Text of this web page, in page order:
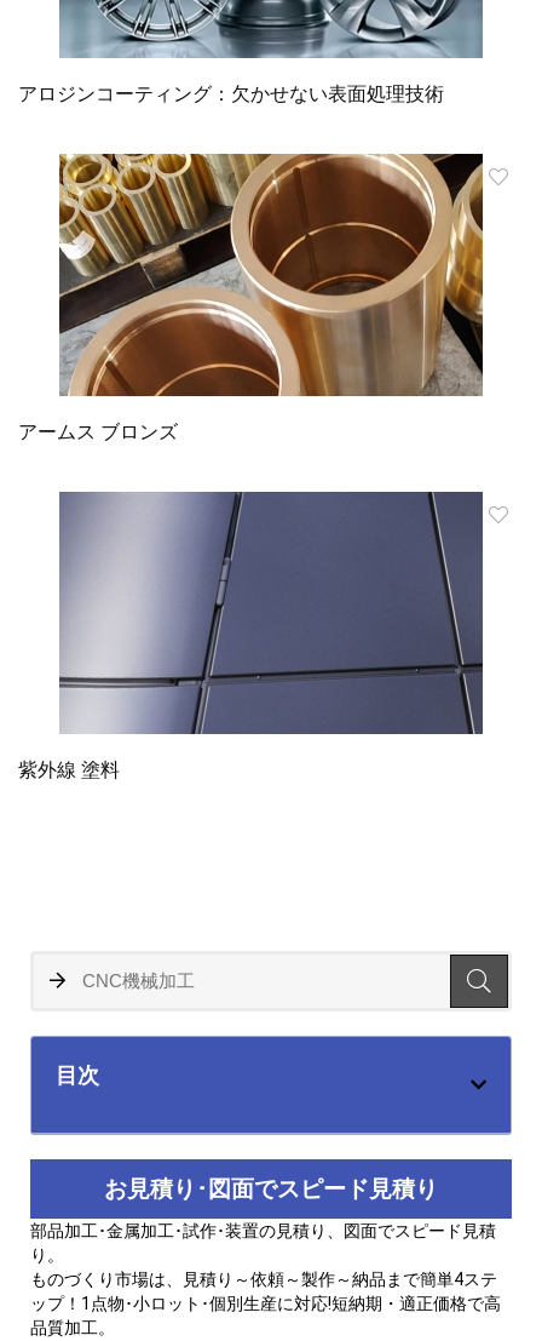
アロジンコーティング：欠かせない表面処理技術
アームス ブロンズ
紫外線 塗料
目次
お見積り･図面でスピード見積り
部品加工･金属加工･試作･装置の見積り、図面でスピード見積
り。
ものづくり市場は、見積り～依頼～製作～納品まで簡単4ステ
ップ！1点物･小ロット･個別生産に対応!短納期・適正価格で高
品質加工。